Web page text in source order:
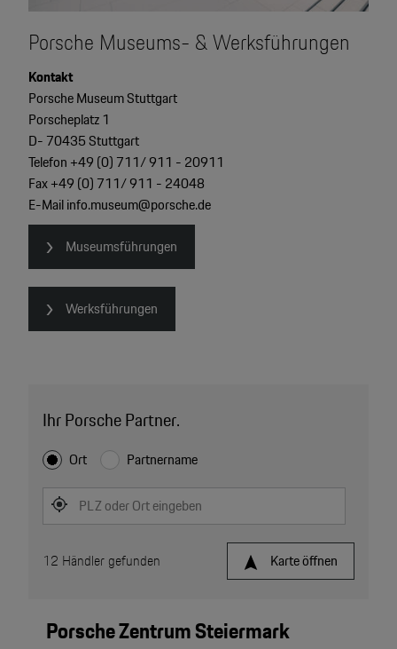
Porsche Museums- & Werksführungen
Kontakt
Porsche Museum Stuttgart
Porscheplatz 1
D- 70435 Stuttgart
Telefon +49 (0) 711/ 911 - 20911
Fax +49 (0) 711/ 911 - 24048
E-Mailinfo.museum@porsche.de
Museumsführungen
Werksführungen
Ihr Porsche Partner.
Ort Partnername
PLZ oder Ort eingeben
Karte öffnen
12 Händler gefunden
Porsche Zentrum Steiermark